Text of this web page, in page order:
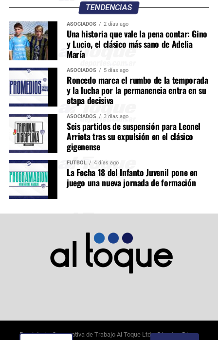
TENDENCIAS
ASOCIADOS 2 días ago
Una historia que vale la pena contar: Gino
y Lucio, el clásico más sano de Adelia
María
ASOCIADOS 5 días ago
Roncedo marca el rumbo de la temporada
y la lucha por la permanencia entra en su
etapa decisiva
ASOCIADOS 3 días ago
Seis partidos de suspensión para Leonel
Arrieta tras su expulsión en el clásico
gigenense
FÚTBOL 4 días ago
La Fecha 18 del Infanto Juvenil pone en
juego una nueva jornada de formación
Propietario: Cooperativa de Trabajo Al Toque Ltda. Director: Diego